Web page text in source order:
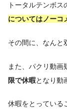
トータルテンボス
についてはノーコ
その間に、なんと
また、パクリ動画
限で休暇となり動
休暇をとっている